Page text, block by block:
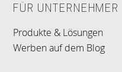
FÜR UNTERNEHMER
Produkte & Lösungen
Werben auf dem Blog